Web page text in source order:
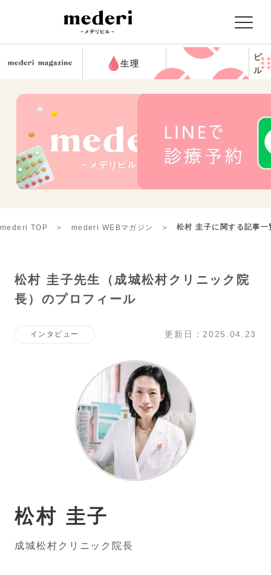
生理
ピ
ル
mederi TOP mederi WEBマガジン 松村 圭子に関する記事一
松村 圭子先生（成城松村クリニック院
長）のプロフィール
インタビュー 更新日：2025.04.23
松村 圭子
成城松村クリニック院長